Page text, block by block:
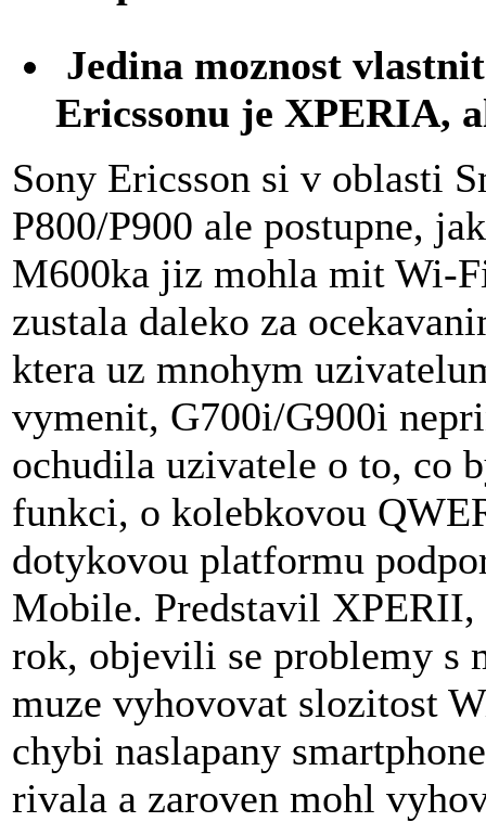
Jedina moznost
Ericssonu je XPERIA,
Sony Ericsson si v oblasti
P800/P900 ale postupne,
M600ka jiz mohla mit Wi-
zustala daleko za
ktera uz mnohym
vymenit, G700i/G900i
ochudila uzivatele o to, co
funkci, o kolebkovou
dotykovou platformu
Mobile. Predstavil XPERII,
rok, objevili se problemy s
muze vyhovovat slozitost
chybi naslapany
rivala a zaroven mohl